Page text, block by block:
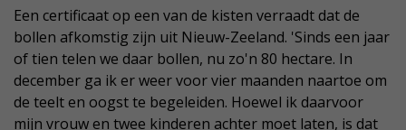
Een certificaat op een van de kisten verraadt dat de
bollen afkomstig zijn uit Nieuw-Zeeland. 'Sinds een jaar
of tien telen we daar bollen, nu zo'n 80 hectare. In
december ga ik er weer voor vier maanden naartoe om
de teelt en oogst te begeleiden. Hoewel ik daarvoor
mijn vrouw en twee kinderen achter moet laten, is dat